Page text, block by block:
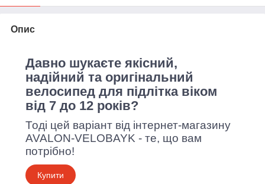
Опис
Давно шукаєте якісний,
надійний та оригінальний
велосипед для підлітка віком
від 7 до 12 років?
Тоді цей варіант від інтернет-магазину
AVALON-VELOBAYK - те, що вам
потрібно!
Купити